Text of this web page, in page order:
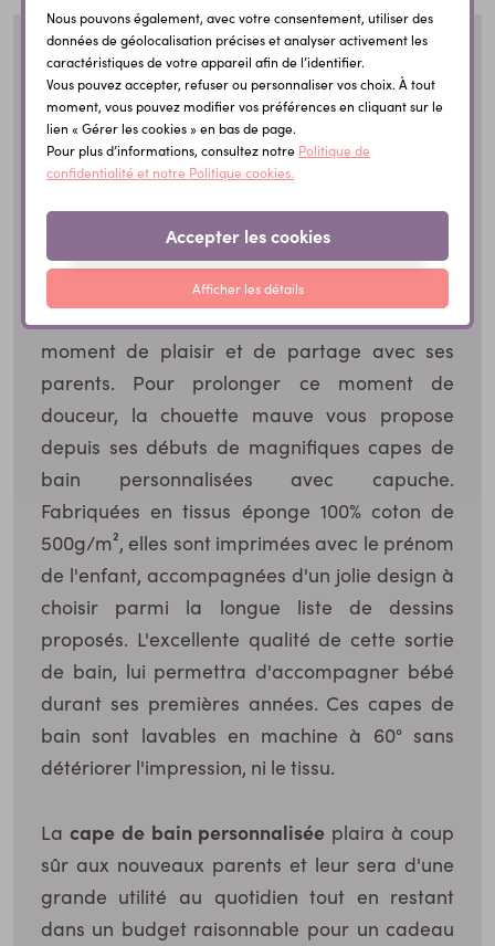
Des cadeaux de
naissance personnalisés,
originaux et utiles au
quotidien !
Cadeaux de naissance pour le
bain
Pour les nouveaux nés, le bain est souvent un
moment de plaisir et de partage avec ses
parents. Pour prolonger ce moment de
douceur, la chouette mauve vous propose
depuis ses débuts de magnifiques capes de
bain personnalisées avec capuche.
Fabriquées en tissus éponge 100% coton de
500g/m², elles sont imprimées avec le prénom
de l'enfant, accompagnées d'un jolie design à
choisir parmi la longue liste de dessins
proposés. L'excellente qualité de cette sortie
de bain, lui permettra d'accompagner bébé
durant ses premières années. Ces capes de
bain sont lavables en machine à 60° sans
détériorer l'impression, ni le tissu.
La cape de bain personnalisée plaira à coup
sûr aux nouveaux parents et leur sera d'une
grande utilité au quotidien tout en restant
dans un budget raisonnable pour un cadeau
Nous pouvons également, avec votre consentement, utiliser des
données de géolocalisation précises et analyser activement les
caractéristiques de votre appareil afin de l’identifier.
Vous pouvez accepter, refuser ou personnaliser vos choix. À tout
moment, vous pouvez modifier vos préférences en cliquant sur le
lien « Gérer les cookies » en bas de page.
Pour plus d’informations, consultez notre Politique de
confidentialité et notre Politique cookies.
Accepter les cookies
Afficher les détails